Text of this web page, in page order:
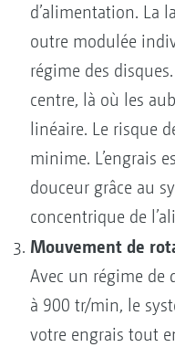
d’alimentation. La
outre modulée
régime des
centre, là où les
linéaire. Le risque
minime. L’engrais
douceur grâce au
concentrique de
Mouvement de
Avec un régime de
à 900 tr/min, le
votre engrais tout